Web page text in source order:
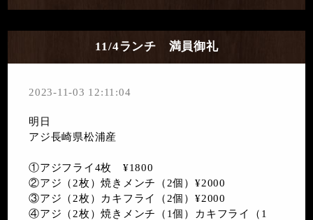
11/4ランチ 満員御礼
2023-11-03 12:11:04
明日
アジ長崎県松浦産
①アジフライ4枚 ¥1800
②アジ（2枚）焼きメンチ（2個）¥2000
③アジ（2枚）カキフライ（2個）¥2000
④アジ（2枚）焼きメンチ（1個）カキフライ（1